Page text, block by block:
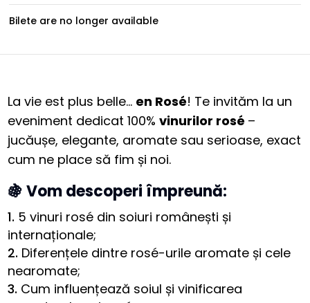
Bilete are no longer available
La vie est plus belle… en Rosé! Te invităm la un
eveniment dedicat 100%vinurilor rosé –
jucăușe, elegante, aromate sau serioase, exact
cum ne place să fim și noi.
🍇 Vom descoperi împreună:
5 vinuri rosé din soiuri românești și
internaționale;
Diferențele dintre rosé-urile aromate și cele
nearomate;
Cum influențează soiul și vinificarea